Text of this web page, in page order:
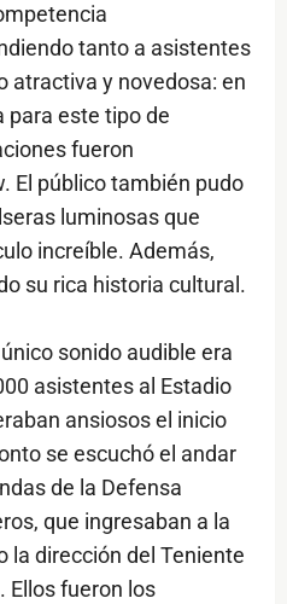
tanto a asistentes
atractiva y novedosa: en
para este tipo de
fueron
El público también pudo
luminosas que
increíble. Además,
su rica historia cultural.
sonido audible era
asistentes al Estadio
ansiosos el inicio
se escuchó el andar
de la Defensa
que ingresaban a la
la dirección del Teniente
Ellos fueron los